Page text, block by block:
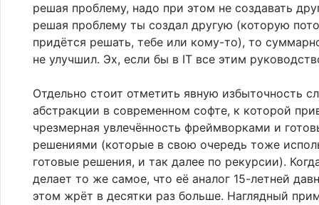
решая проблему, надо при этом не создавать
решая проблему ты создал другую (которую
придётся решать, тебе или кому-то), то
не улучшил. Эх, если бы в IT все этим
Отдельно стоит отметить явную избыточность
абстракции в современном софте, к которой
чрезмерная увлечённость фреймворками и
решениями (которые в свою очередь тоже
готовые решения, и так далее по рекурсии).
делает то же самое, что её аналог 15-летней
этом жрёт в десятки раз больше. Наглядный